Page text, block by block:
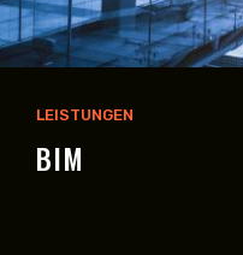
BIM
LEISTUNGEN